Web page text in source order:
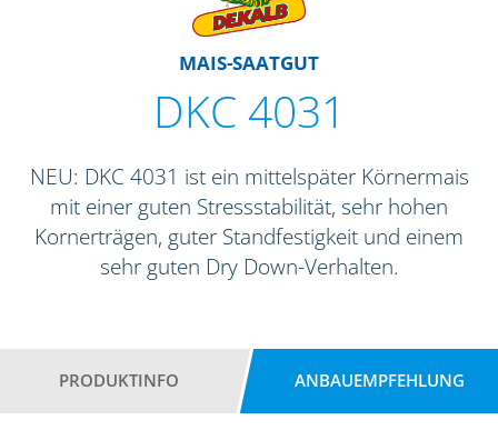
MAIS-SAATGUT
DKC 4031
NEU: DKC 4031 ist ein mittelspäter Körnermais
mit einer guten Stressstabilität, sehr hohen
Kornerträgen, guter Standfestigkeit und einem
sehr guten Dry Down-Verhalten.
PRODUKTINFO ANBAUEMPFEHLUNG